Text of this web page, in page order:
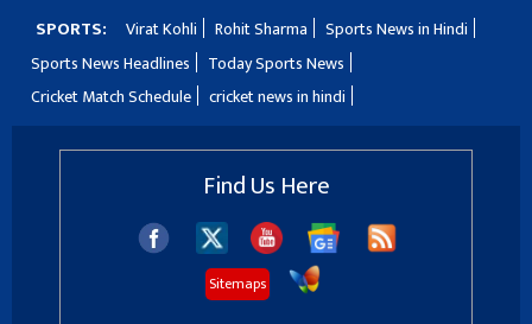
SPORTS: Virat Kohli Rohit Sharma
Sports News in Hindi
Sports News Headlines
Today Sports News
Cricket Match Schedule
cricket news in hindi
Find Us Here
Sitemaps